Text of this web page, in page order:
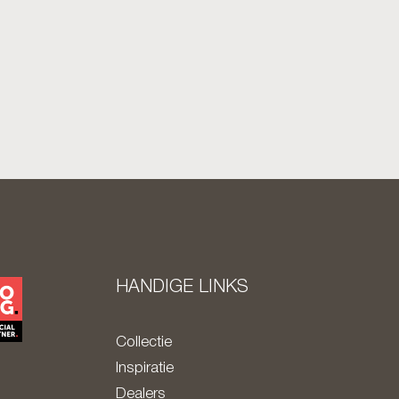
HANDIGE LINKS
Collectie
Inspiratie
Dealers